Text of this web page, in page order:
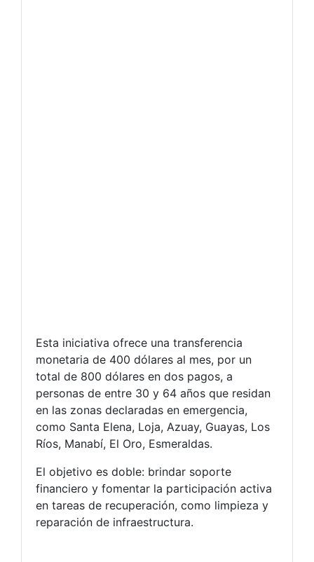
Esta iniciativa ofrece una transferencia
monetaria de 400 dólares al mes, por un
total de 800 dólares en dos pagos, a
personas de entre 30 y 64 años que residan
en las zonas declaradas en emergencia,
como Santa Elena, Loja, Azuay, Guayas, Los
Ríos, Manabí, El Oro, Esmeraldas.
El objetivo es doble: brindar soporte
financiero y fomentar la participación activa
en tareas de recuperación, como limpieza y
reparación de infraestructura.